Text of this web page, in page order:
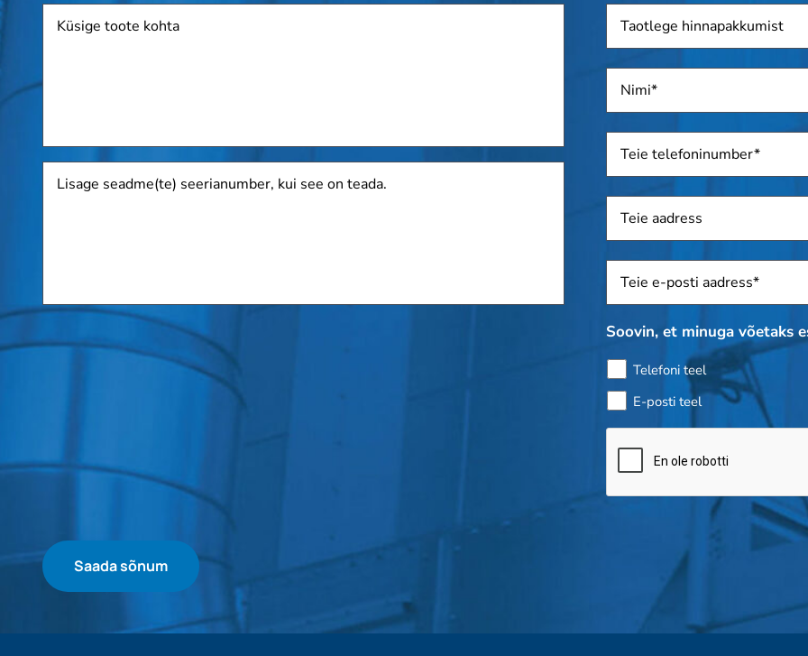
seadme(te)
hinnapakkumist
Nimi *
Telefon *
Aadress
Sposti *
Soovin, et minuga võetaks
Telefoni teel
E-posti teel